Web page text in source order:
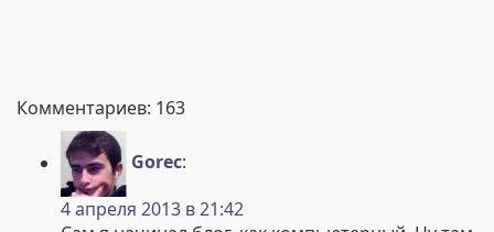
Комментариев: 163
Gorec:
4 апреля 2013 в 21:42